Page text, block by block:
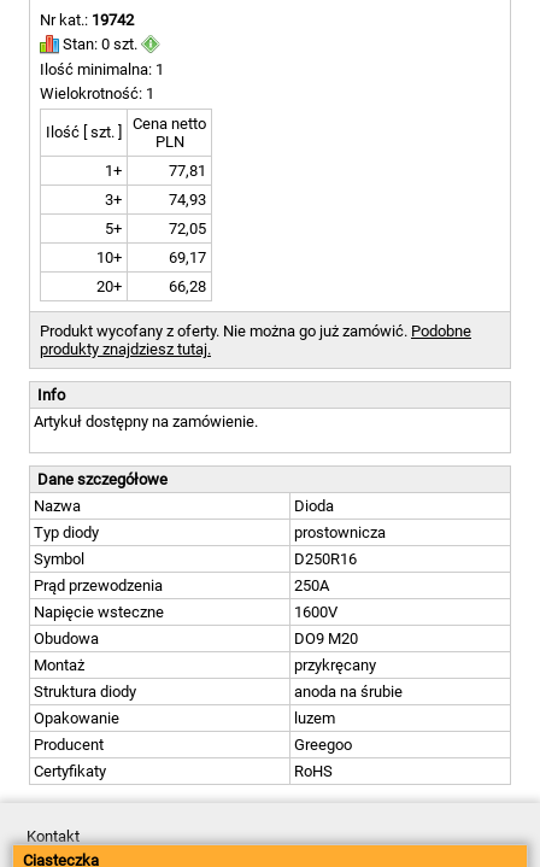
Nr kat.: 19742
Stan: 0 szt.
Ilość minimalna: 1
Wielokrotność: 1
Ilość [ szt. ]
Cena netto
PLN
1+
77,81
3+
74,93
5+
72,05
10+
69,17
20+
66,28
Produkt wycofany z oferty. Nie można go już zamówić. Podobne
produkty znajdziesz tutaj.
Info
Artykuł dostępny na zamówienie.
Dane szczegółowe
Nazwa
Dioda
Typ diody
prostownicza
Symbol
D250R16
Prąd przewodzenia
250A
Napięcie wsteczne
1600V
Obudowa
DO9 M20
Montaż
przykręcany
Struktura diody
anoda na śrubie
Opakowanie
luzem
Producent
Greegoo
Certyfikaty
RoHS
Kontakt
Dostawa
Ciasteczka